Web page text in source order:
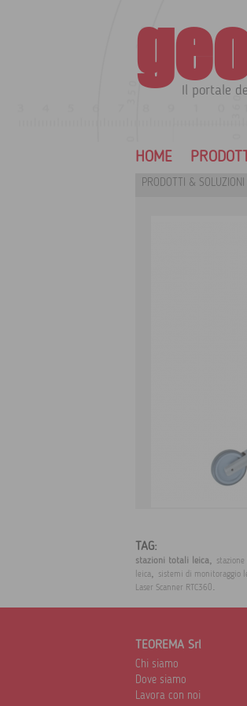
Il portale
HOME
PRODOTTI & SOLUZIONI
TAG:
stazioni totali leica,
leica, sistemi di monitoraggio
Laser Scanner RTC360.
TEOREMA Srl
Chi siamo
Dove siamo
Lavora con noi